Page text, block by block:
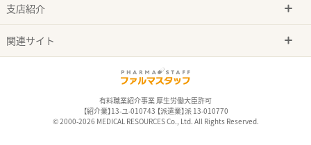
支店紹介
関連サイト
有料職業紹介事業 厚生労働大臣許可
【紹介業】13-ユ-010743 【派遣業】派 13-010770
© 2000-2026 MEDICAL RESOURCES Co., Ltd. All Rights Reserved.